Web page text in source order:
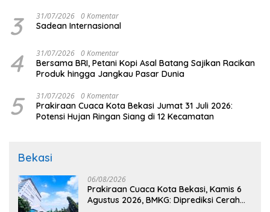
3 31/07/2026 0 Komentar
Sadean Internasional
4 31/07/2026 0 Komentar
Bersama BRI, Petani Kopi Asal Batang Sajikan Racikan
Produk hingga Jangkau Pasar Dunia
5 31/07/2026 0 Komentar
Prakiraan Cuaca Kota Bekasi Jumat 31 Juli 2026:
Potensi Hujan Ringan Siang di 12 Kecamatan
Bekasi
06/08/2026
Prakiraan Cuaca Kota Bekasi, Kamis 6
Agustus 2026, BMKG: Diprediksi Cerah